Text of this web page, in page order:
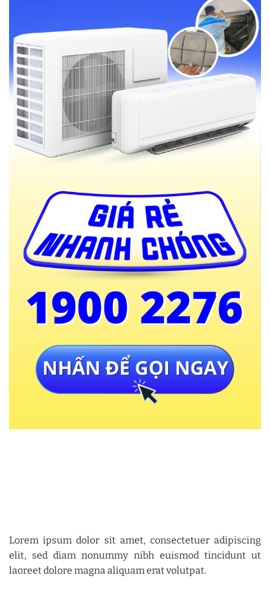
Lorem ipsum dolor sit amet, consectetuer adipiscing
elit, sed diam nonummy nibh euismod tincidunt ut
laoreet dolore magna aliquam erat volutpat.